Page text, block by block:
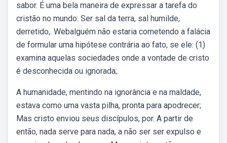
sabor. É uma bela maneira de expressar a tarefa do
cristão no mundo: Ser sal da terra, sal humilde,
derretido,. Webalguém não estaria cometendo a falácia
de formular uma hipótese contrária ao fato, se ele: (1)
examina aquelas sociedades onde a vontade de cristo
é desconhecida ou ignorada;.
A humanidade, mentindo na ignorância e na maldade,
estava como uma vasta pilha, pronta para apodrecer;
Mas cristo enviou seus discípulos, por. A partir de
então, nada serve para nada, a não ser ser expulso e